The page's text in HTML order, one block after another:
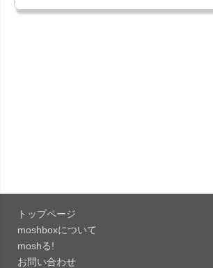
Liguid G...
「Evernote 11.28.2」Mac向け最新
ス。AIプロ...
「Minecraft: クラフト、建築、サバ
トップページ
moshboxについて
moshる!
お問い合わせ